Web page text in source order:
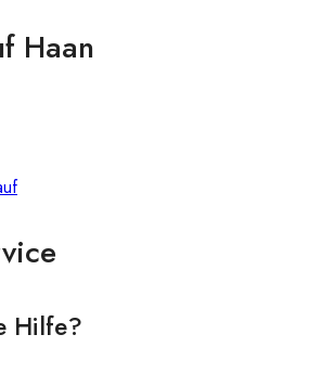
Haan
Hilfe?